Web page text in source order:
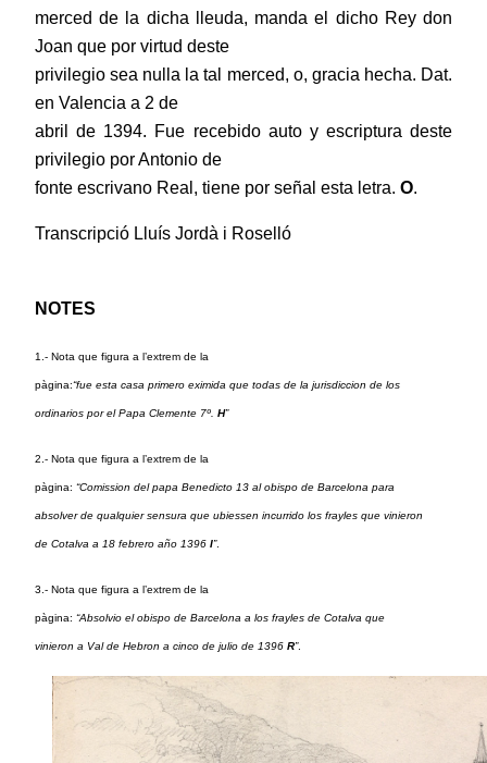
merced de la dicha lleuda, manda el dicho Rey don
Joan que por virtud deste
privilegio sea nulla la tal merced, o, gracia hecha. Dat.
en Valencia a 2 de
abril de 1394. Fue recebido auto y escriptura deste
privilegio por Antonio de
fonte escrivano Real, tiene por señal esta letra. O.
Transcripció Lluís Jordà i Roselló
NOTES
1.- Nota que figura a l’extrem de la
pàgina:“fue esta casa primero eximida que todas de la jurisdiccion de los
ordinarios por el Papa Clemente 7º. H”
2.- Nota que figura a l’extrem de la
pàgina: “Comission del papa Benedicto 13 al obispo de Barcelona para
absolver de qualquier sensura que ubiessen incurrido los frayles que vinieron
de Cotalva a 18 febrero año 1396 I”.
3.- Nota que figura a l’extrem de la
pàgina: “Absolvio el obispo de Barcelona a los frayles de Cotalva que
vinieron a Val de Hebron a cinco de julio de 1396 R”.